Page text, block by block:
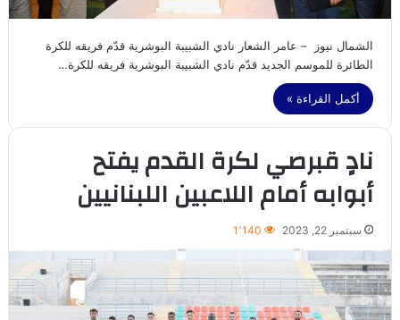
الشمال نيوز – عامر الشعار نادي الشبيبة البوشرية قدّم فريقه للكرة
الطائرة للموسم الجديد قدّم نادي الشبيبة البوشرية فريقه للكرة…
أكمل القراءة »
نادٍ قبرصي لكرة القدم يفتح
أبوابه أمام اللاعبين اللبنانيين
سبتمبر 22, 2023 1٬140